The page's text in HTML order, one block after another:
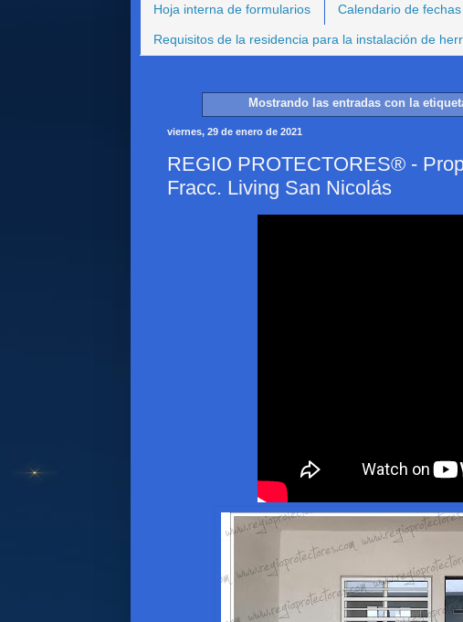
Hoja interna de formularios Calendario de
Requisitos de la residencia para la instalación de
Mostrando las entradas con la
viernes, 29 de enero de 2021
REGIO PROTECTORES® -
Fracc. Living San Nicolás